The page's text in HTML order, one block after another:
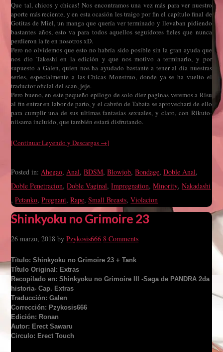
Que tal, chicos y chicas! Nos encontramos una vez más para ver nuestro
aporte más reciente, y en esta ocasión les traigo por fin el capítulo final de
Gotitas de Miel, un manga que quería ver terminado y llevaban pidiendo
bastantes años, esto va para todos aquellos seguidores fieles que nunca
perdieron la fe en nosotros xD.
Pero no olvidemos que esto no habría sido posible sin la gran ayuda que
nos dio Takeshi en la edición y que nos motivo a terminarlo, y por
supuesto a Galen, quien nos ha ayudado bastante a tener al día nuestras
series, especialmente a las Chicas Monstruo, donde ya se ha vuelto el
traductor oficial del scan, jeje.
Pero bueno, en este pequeño epílogo de solo diez paginas veremos a Risu
al fin entrar en labor de parto, y el cabrón de Tabata se aprovechará de ello
para cumplir una de sus ultimas fantasías sexuales, y claro, con Rikuto-
niisama incluido, que también estará disfrutando.
[Continuar Leyendo y Descargas →]
Posted in:Ahegao,Anal,BDSM,Blowjob,Bondage,Doble Anal,
Doble Penetracion,Doble Vaginal,Impregnation,Minority,Nakadashi
,Petanko,Pregnant,Rape,Small Breasts,Violacion
Shinkyoku no Grimoire 23
26 marzo, 2018 byPzykosis666 8 Comments
Título: Shinkyoku no Grimoire 23 + Tank
Título Original: Extras
Recopilado en: Shinkyoku no Grimoire III -Saga de PANDRA 2da
historia- Cap. Extras
Traducción: Galen
Corrección: Pzykosis666
Edición: Ronan
Autor: Erect Sawaru
Circulo: Erect Touch